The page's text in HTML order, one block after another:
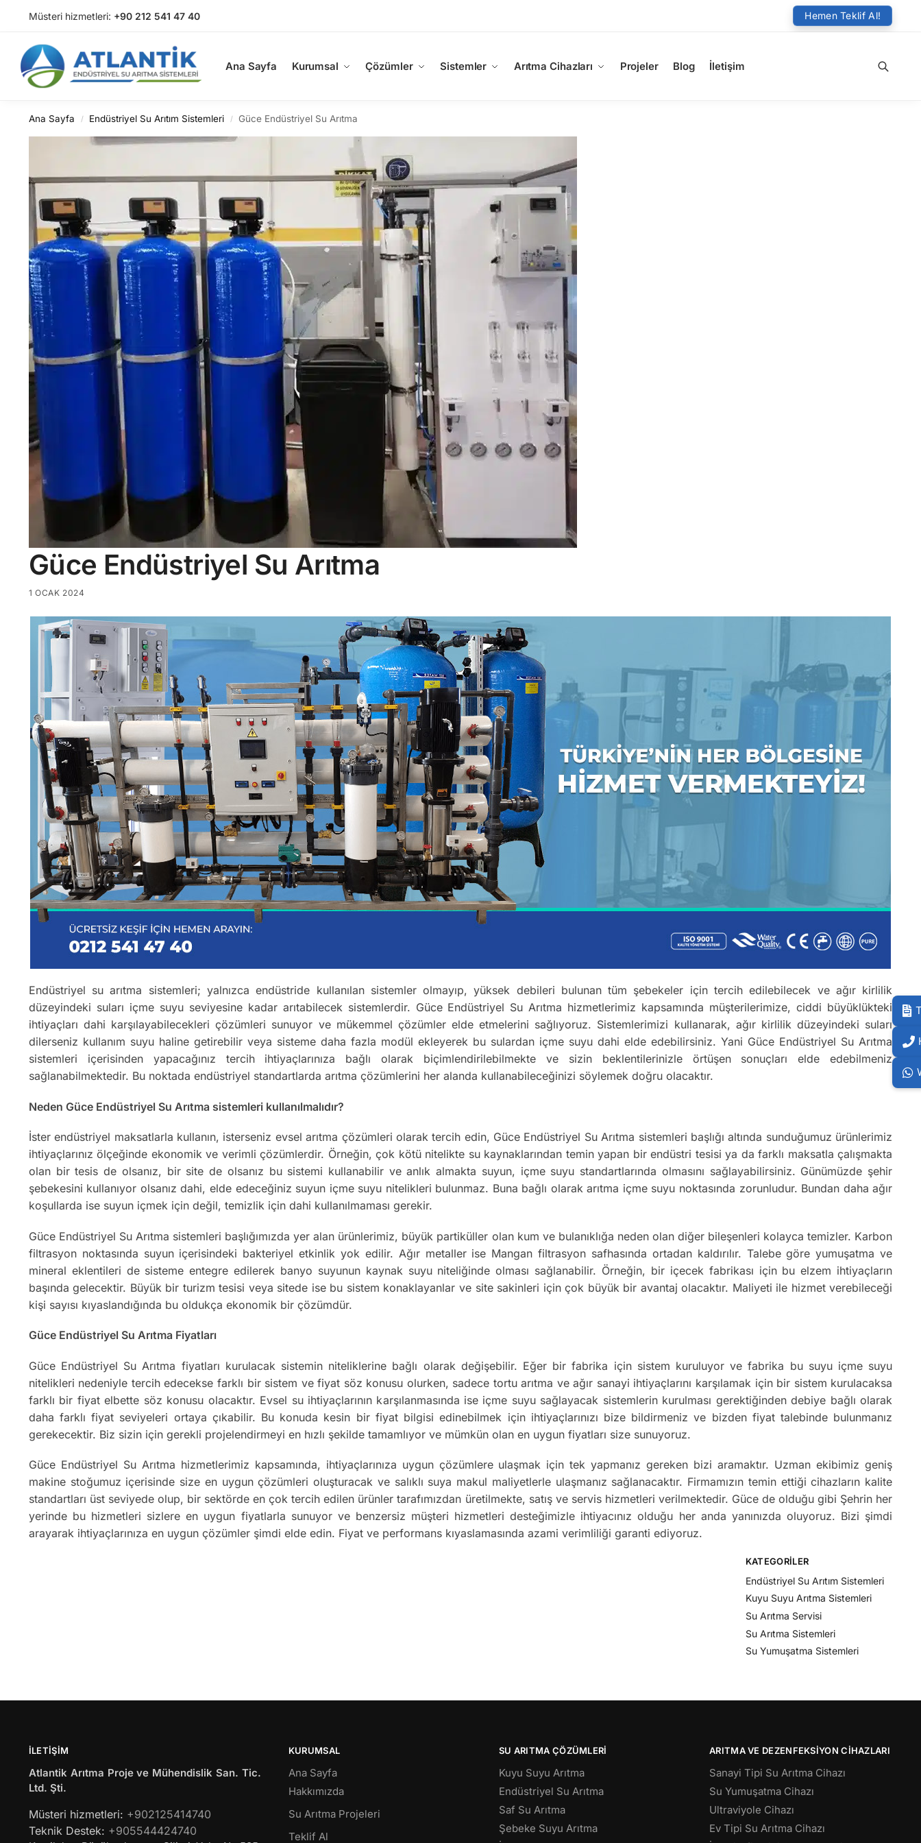
Müsteri hizmetleri: +90 212 541 47 40 Hemen Teklif Al!
Ana Sayfa Kurumsal Çözümler Sistemler Arıtma Cihazları Projeler Blog İletişim
Arama
Ara
Ana Sayfa / Endüstriyel Su Arıtım Sistemleri / Güce Endüstriyel Su Arıtma
Güce Endüstriyel Su Arıtma
1 OCAK 2024
Endüstriyel su arıtma sistemleri; yalnızca endüstride kullanılan sistemler olmayıp, yüksek debileri bulunan tüm şebekeler için tercih edilebilecek ve ağır kirlilik
düzeyindeki suları içme suyu seviyesine kadar arıtabilecek sistemlerdir. Güce Endüstriyel Su Arıtma hizmetlerimiz kapsamında müşterilerimize, ciddi büyüklükteki
ihtiyaçları dahi karşılayabilecekleri çözümleri sunuyor ve mükemmel çözümler elde etmelerini sağlıyoruz. Sistemlerimizi kullanarak, ağır kirlilik düzeyindeki suları
dilerseniz kullanım suyu haline getirebilir veya sisteme daha fazla modül ekleyerek bu sulardan içme suyu dahi elde edebilirsiniz. Yani Güce Endüstriyel Su Arıtma
sistemleri içerisinden yapacağınız tercih ihtiyaçlarınıza bağlı olarak biçimlendirilebilmekte ve sizin beklentilerinizle örtüşen sonuçları elde edebilmeniz
sağlanabilmektedir. Bu noktada endüstriyel standartlarda arıtma çözümlerini her alanda kullanabileceğinizi söylemek doğru olacaktır.
Neden Güce Endüstriyel Su Arıtma sistemleri kullanılmalıdır?
İster endüstriyel maksatlarla kullanın, isterseniz evsel arıtma çözümleri olarak tercih edin, Güce Endüstriyel Su Arıtma sistemleri başlığı altında sunduğumuz ürünlerimiz
ihtiyaçlarınız ölçeğinde ekonomik ve verimli çözümlerdir. Örneğin, çok kötü nitelikte su kaynaklarından temin yapan bir endüstri tesisi ya da farklı maksatla çalışmakta
olan bir tesis de olsanız, bir site de olsanız bu sistemi kullanabilir ve anlık almakta suyun, içme suyu standartlarında olmasını sağlayabilirsiniz. Günümüzde şehir
şebekesini kullanıyor olsanız dahi, elde edeceğiniz suyun içme suyu nitelikleri bulunmaz. Buna bağlı olarak arıtma içme suyu noktasında zorunludur. Bundan daha ağır
koşullarda ise suyun içmek için değil, temizlik için dahi kullanılmaması gerekir.
Güce Endüstriyel Su Arıtma sistemleri başlığımızda yer alan ürünlerimiz, büyük partiküller olan kum ve bulanıklığa neden olan diğer bileşenleri kolayca temizler. Karbon
filtrasyon noktasında suyun içerisindeki bakteriyel etkinlik yok edilir. Ağır metaller ise Mangan filtrasyon safhasında ortadan kaldırılır. Talebe göre yumuşatma ve
mineral eklentileri de sisteme entegre edilerek banyo suyunun kaynak suyu niteliğinde olması sağlanabilir. Örneğin, bir içecek fabrikası için bu elzem ihtiyaçların
başında gelecektir. Büyük bir turizm tesisi veya sitede ise bu sistem konaklayanlar ve site sakinleri için çok büyük bir avantaj olacaktır. Maliyeti ile hizmet verebileceği
kişi sayısı kıyaslandığında bu oldukça ekonomik bir çözümdür.
Güce Endüstriyel Su Arıtma Fiyatları
Güce Endüstriyel Su Arıtma fiyatları kurulacak sistemin niteliklerine bağlı olarak değişebilir. Eğer bir fabrika için sistem kuruluyor ve fabrika bu suyu içme suyu
nitelikleri nedeniyle tercih edecekse farklı bir sistem ve fiyat söz konusu olurken, sadece tortu arıtma ve ağır sanayi ihtiyaçlarını karşılamak için bir sistem kurulacaksa
farklı bir fiyat elbette söz konusu olacaktır. Evsel su ihtiyaçlarının karşılanmasında ise içme suyu sağlayacak sistemlerin kurulması gerektiğinden debiye bağlı olarak
daha farklı fiyat seviyeleri ortaya çıkabilir. Bu konuda kesin bir fiyat bilgisi edinebilmek için ihtiyaçlarınızı bize bildirmeniz ve bizden fiyat talebinde bulunmanız
gerekecektir. Biz sizin için gerekli projelendirmeyi en hızlı şekilde tamamlıyor ve mümkün olan en uygun fiyatları size sunuyoruz.
Güce Endüstriyel Su Arıtma hizmetlerimiz kapsamında, ihtiyaçlarınıza uygun çözümlere ulaşmak için tek yapmanız gereken bizi aramaktır. Uzman ekibimiz geniş
makine stoğumuz içerisinde size en uygun çözümleri oluşturacak ve salıklı suya makul maliyetlerle ulaşmanız sağlanacaktır. Firmamızın temin ettiği cihazların kalite
standartları üst seviyede olup, bir sektörde en çok tercih edilen ürünler tarafımızdan üretilmekte, satış ve servis hizmetleri verilmektedir. Güce de olduğu gibi Şehrin her
yerinde bu hizmetleri sizlere en uygun fiyatlarla sunuyor ve benzersiz müşteri hizmetleri desteğimizle ihtiyacınız olduğu her anda yanınızda oluyoruz. Bizi şimdi
arayarak ihtiyaçlarınıza en uygun çözümler şimdi elde edin. Fiyat ve performans kıyaslamasında azami verimliliği garanti ediyoruz.
KATEGORILER
Endüstriyel Su Arıtım Sistemleri
Kuyu Suyu Arıtma Sistemleri
Su Arıtma Servisi
Su Arıtma Sistemleri
Su Yumuşatma Sistemleri
İLETIŞIM
Atlantik Arıtma Proje ve Mühendislik San. Tic.
Ltd. Şti.
Müsteri hizmetleri: +902125414740
Teknik Destek: +905544424740
KURUMSAL
Ana Sayfa
Hakkımızda
Su Arıtma Projeleri
Teklif Al
SU ARITMA ÇÖZÜMLERI
Kuyu Suyu Arıtma
Endüstriyel Su Arıtma
Saf Su Arıtma
Şebeke Suyu Arıtma
ARITMA VE DEZENFEKSIYON CIHAZLARI
Sanayi Tipi Su Arıtma Cihazı
Su Yumuşatma Cihazı
Ultraviyole Cihazı
Ev Tipi Su Arıtma Cihazı